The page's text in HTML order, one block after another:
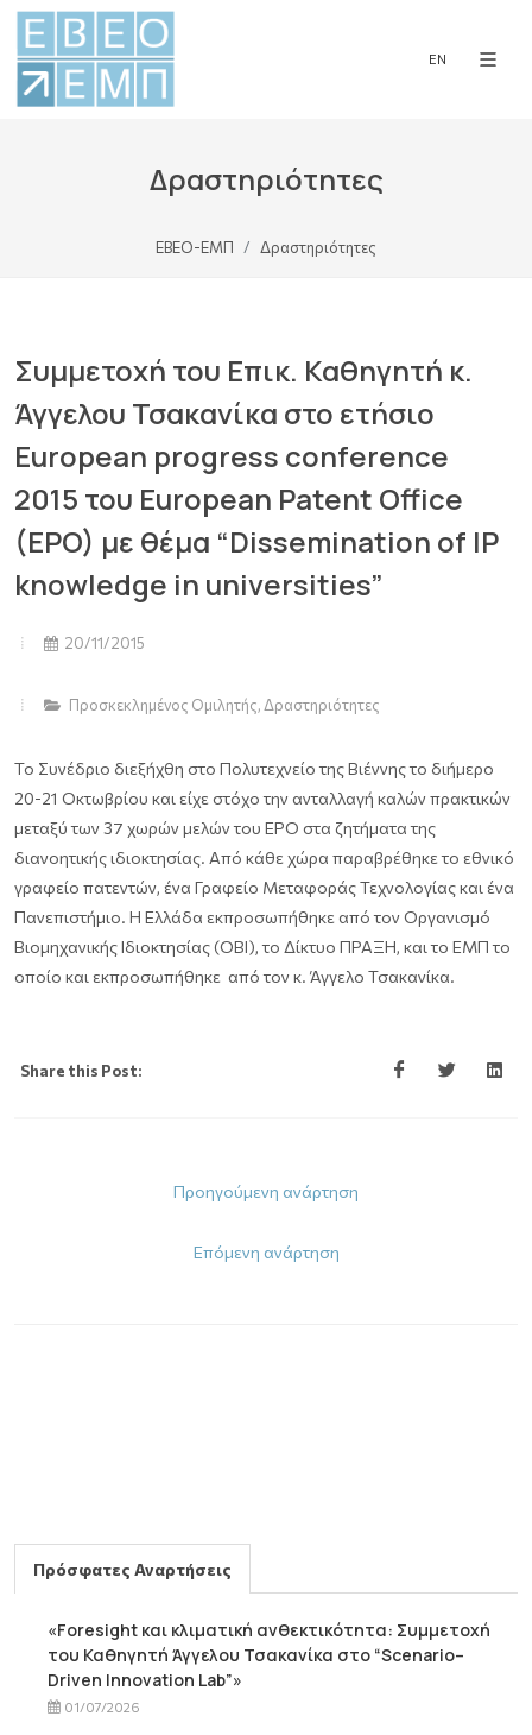
EN
Δραστηριότητες
ΕΒΕΟ-ΕΜΠ Δραστηριότητες
Συμμετοχή του Επικ. Καθηγητή κ.
Άγγελου Τσακανίκα στο ετήσιο
European progress conference
2015 του European Patent Office
(EPO) με θέμα “Dissemination of IP
knowledge in universities”
20/11/2015
Προσκεκλημένος Ομιλητής, Δραστηριότητες
Το Συνέδριο διεξήχθη στο Πολυτεχνείο της Βιέννης το διήμερο
20-21 Οκτωβρίου και είχε στόχο την ανταλλαγή καλών πρακτικών
μεταξύ των 37 χωρών μελών του EPO στα ζητήματα της
διανοητικής ιδιοκτησίας. Από κάθε χώρα παραβρέθηκε το εθνικό
γραφείο πατεντών, ένα Γραφείο Μεταφοράς Τεχνολογίας και ένα
Πανεπιστήμιο. Η Ελλάδα εκπροσωπήθηκε από τον Οργανισμό
Βιομηχανικής Ιδιοκτησίας (ΟΒΙ), το Δίκτυο ΠΡΑΞΗ, και το ΕΜΠ το
οποίο και εκπροσωπήθηκε από τον κ. Άγγελο Τσακανίκα.
Share this Post:
Προηγούμενη ανάρτηση
Επόμενη ανάρτηση
Πρόσφατες Αναρτήσεις
«Foresight και κλιματική ανθεκτικότητα: Συμμετοχή
του Καθηγητή Άγγελου Τσακανίκα στο “Scenario–
Driven Innovation Lab”»
01/07/2026